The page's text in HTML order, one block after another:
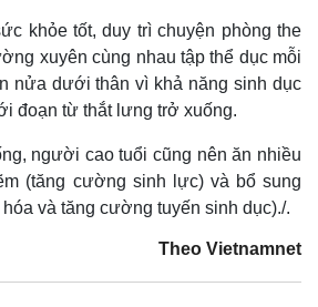
khỏe tốt, duy trì chuyện phòng the
xuyên cùng nhau tập thể dục mỗi
nửa dưới thân vì khả năng sinh dục
đoạn từ thắt lưng trở xuống.
người cao tuổi cũng nên ăn nhiều
(tăng cường sinh lực) và bổ sung
và tăng cường tuyến sinh dục)./.
Theo Vietnamnet